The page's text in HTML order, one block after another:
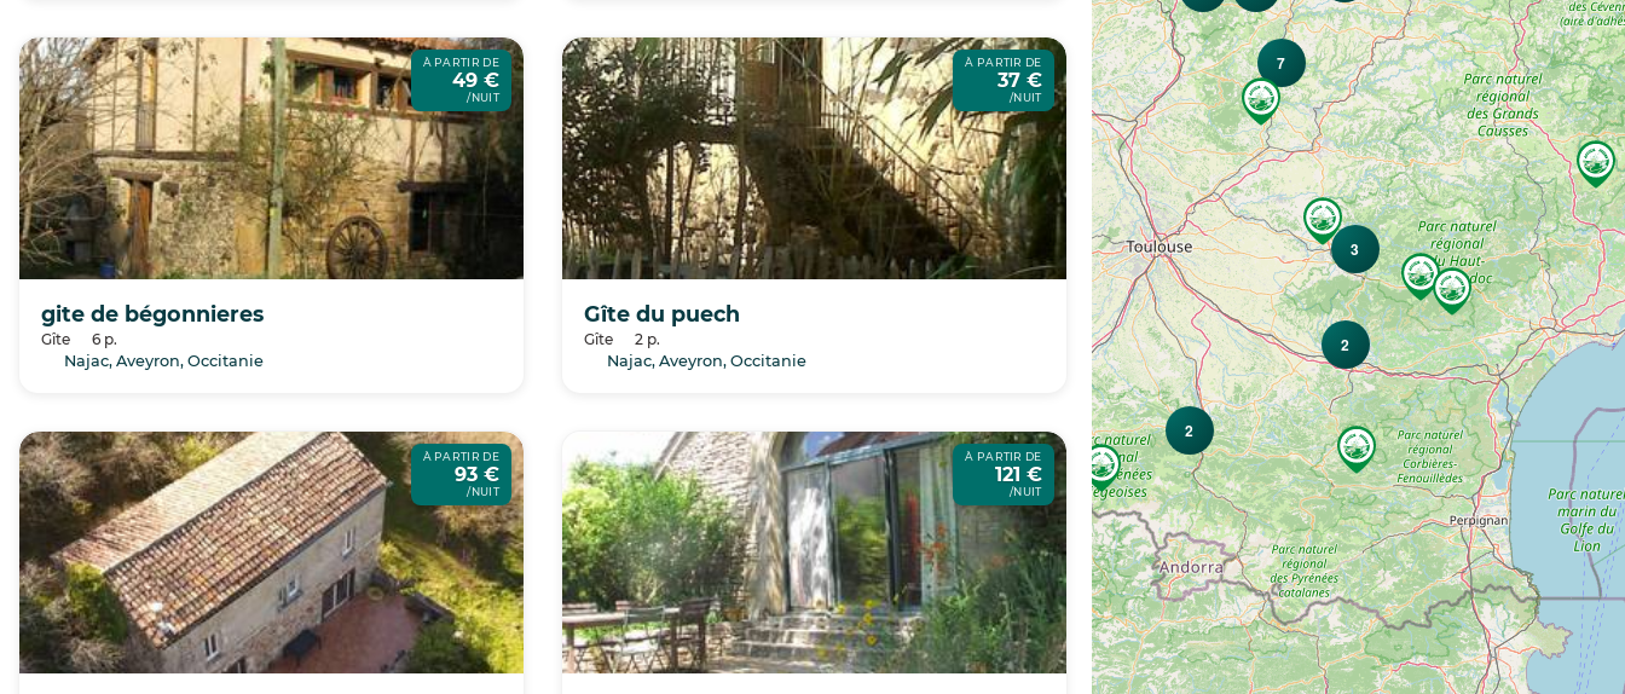
À PARTIR DE
49 €
/NUIT
gite de bégonnieres
Gîte
6 p.
Najac, Aveyron, Occitanie
À PARTIR DE
37 €
/NUIT
Gîte du puech
Gîte
2 p.
Najac, Aveyron, Occitanie
À PARTIR DE
93 €
/NUIT
À PARTIR DE
121 €
/NUIT
2
3
2
7